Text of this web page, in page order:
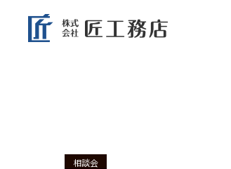
相談会